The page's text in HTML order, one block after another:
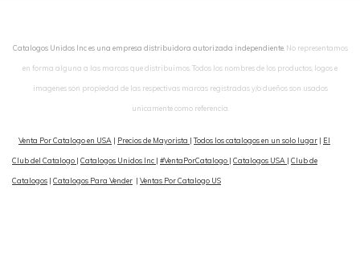
Catalogos Unidos Inc es una empresa distribuidora autorizada independiente. No representamos
en forma alguna a las marcas que distribuimos. Todos los nombres de los productos, logos e
imagenes son propiedad de las respectivas marcas registradas y/o dueños son usados
unicamente como referencia.
Venta Por Catalogo en USA | Precios de Mayorista | Todos los catalogos en un solo lugar | El
Club del Catalogo | Catalogos Unidos Inc | #VentaPorCatalogo | Catalogos USA | Club de
Catalogos | Catalogos Para Vender | Ventas Por Catalogo US